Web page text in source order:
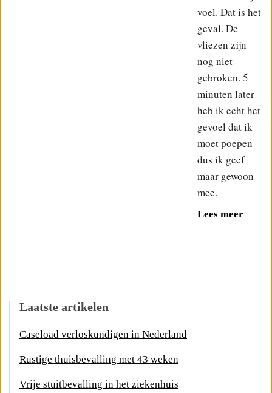
voel. Dat is het
geval. De
vliezen zijn
nog niet
gebroken. 5
minuten later
heb ik echt het
gevoel dat ik
moet poepen
dus ik geef
maar gewoon
mee.
Lees meer
Laatste artikelen
Caseload verloskundigen in Nederland
Rustige thuisbevalling met 43 weken
Vrije stuitbevalling in het ziekenhuis